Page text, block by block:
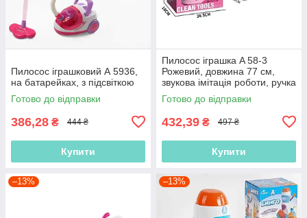
Пилосос іграшковий А 5936,
на батарейках, з підсвіткою
Готово до відправки
386,28 ₴ 444 ₴
Купити
Пилосос іграшка A 58-3
Рожевий, довжина 77 см,
звукова імітація роботи, ручка
для перенесення, на
батарейках
Готово до відправки
432,39 ₴ 497 ₴
Купити
–13% –13%